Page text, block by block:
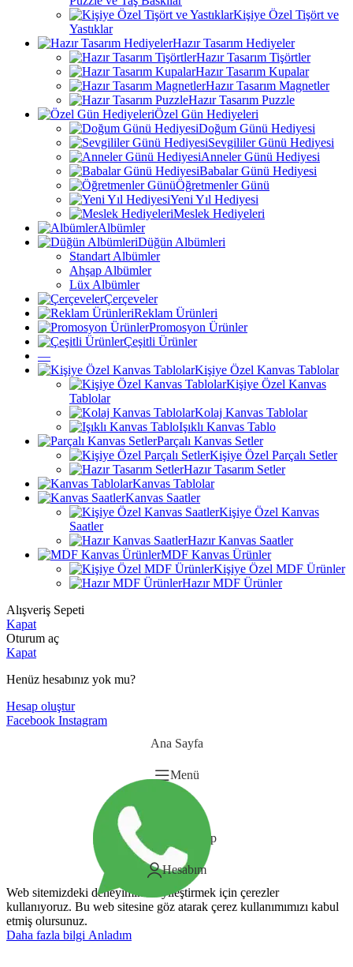
Kişiye Özel Tişört ve
Yastıklar
Hazır Tasarım Hediyeler
Hazır Tasarım Tişörtler
Hazır Tasarım Kupalar
Hazır Tasarım Magnetler
Hazır Tasarım Puzzle
Özel Gün Hediyeleri
Doğum Günü Hediyesi
Sevgililer Günü Hediyesi
Anneler Günü Hediyesi
Babalar Günü Hediyesi
Öğretmenler Günü
Yeni Yıl Hediyesi
Meslek Hediyeleri
Albümler
Düğün Albümleri
Standart Albümler
Ahşap Albümler
Lüx Albümler
Çerçeveler
Reklam Ürünleri
Promosyon Ürünler
Çeşitli Ürünler
—
Kişiye Özel Kanvas Tablolar
Kişiye Özel Kanvas
Tablolar
Kolaj Kanvas Tablolar
Işıklı Kanvas Tablo
Parçalı Kanvas Setler
Kişiye Özel Parçalı Setler
Hazır Tasarım Setler
Kanvas Tablolar
Kanvas Saatler
Kişiye Özel Kanvas
Saatler
Hazır Kanvas Saatler
MDF Kanvas Ürünler
Kişiye Özel MDF Ürünler
Hazır MDF Ürünler
Alışveriş Sepeti
Kapat
Oturum aç
Kapat
Henüz hesabınız yok mu?
Hesap oluştur
Facebook Instagram
Ana Sayfa
Menü
Whatsapp
Hesabım
Web sitemizdeki deneyiminizi iyileştirmek için çerezler
kullanıyoruz. Bu web sitesine göz atarak çerez kullanımımızı kabul
etmiş olursunuz.
Daha fazla bilgi Anladım